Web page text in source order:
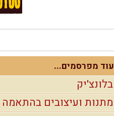
עוד מפרסמים...
בלונצ'יק
מתנות ועיצובים